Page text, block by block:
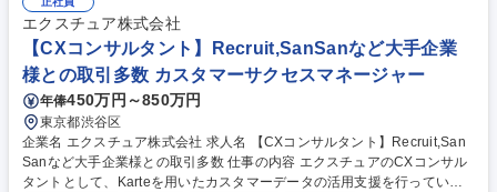
コミュニケーション ■検証 【職務内容補足】雇入れ直後：上記参照/変更
の範囲：当社における各種業務全般 募集職種 【MAコンサルタント】Ado
be,Googleなどの先進ベンダーと協働/テックリード企業
エクスチュア株式会社
【CXコンサルタント】Recruit,SanSanなど大手企業
様との取引多数 カスタマーサクセスマネージャー
年俸450万円～850万円
東京都渋谷区
企業名 エクスチュア株式会社 求人名 【CXコンサルタント】Recruit,San
Sanなど大手企業様との取引多数 仕事の内容 エクスチュアのCXコンサル
タントとして、Karteを用いたカスタマーデータの活用支援を行っていた